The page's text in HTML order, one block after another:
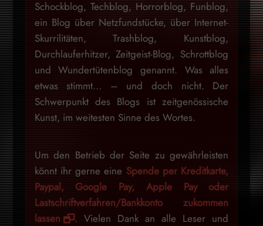
Schockblog, Techblog, Horrorblog, Funblog,
ein Blog über Netzfundstücke, über Internet-
Skurrilitäten, Trashblog, Kunstblog,
Durchlauferhitzer, Zeitgeist-Blog, Schrottblog
und Wundertütenblog genannt. Was alles
etwas stimmt… – und doch nicht. Der
Schwerpunkt des Blogs ist zeitgenössische
Kunst, im weitesten Sinne des Wortes.
Um den Betrieb der Seite zu gewährleisten
könnt ihr gerne eine Spende per Kreditkarte,
Paypal, Google Pay, Apple Pay oder
Lastschriftverfahren/Bankkonto zukommen
lassen
. Vielen Dank an alle Leser und